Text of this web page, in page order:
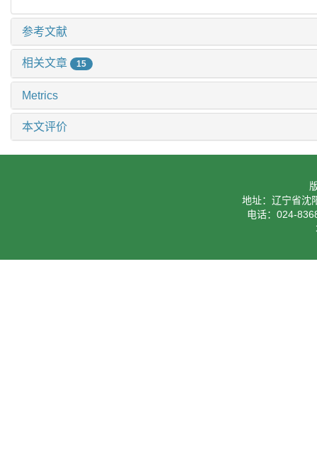
参考文献
相关文章 15
Metrics
本文评价
地址：辽宁省沈
电话：024-